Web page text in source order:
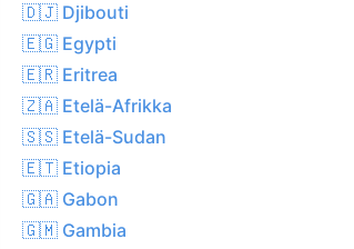
🇩🇯 Djibouti
🇪🇬 Egypti
🇪🇷 Eritrea
🇿🇦 Etelä-Afrikka
🇸🇸 Etelä-Sudan
🇪🇹 Etiopia
🇬🇦 Gabon
🇬🇲 Gambia